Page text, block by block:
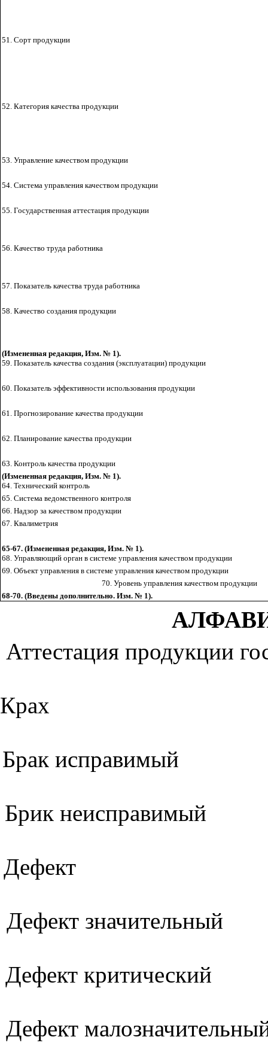
51. Сорт продукции
52. Категория качества продукции
53. Управление качеством продукции
54. Система управления качеством продукции
55. Государственная аттестация продукции
56. Качество труда работника
57. Показатель качества труда работника
58. Качество создания продукции
(Измененная редакция, Изм. № 1).
59. Показатель качества создания (эксплуатации) продукции
60. Показатель эффективности использования продукции
61. Прогнозирование качества продукции
62. Планирование качества продукции
63. Контроль качества продукции
(Измененная редакция, Изм. № 1).
64. Технический контроль
65. Система ведомственного контроля
66. Надзор за качеством продукции
67. Квалиметрия
65-67. (Измененная редакция, Изм. № 1).
68. Управляющий орган в системе управления качеством продукции
69. Объект управления в системе управления качеством продукции
70. Уровень управления качеством продукции
68-70. (Введены дополнительно. Изм. № 1).
Аттестация продукции
Крах
Брак исправимый
Брик неисправимый
Дефект
Дефект значительный
Дефект критический
Дефект